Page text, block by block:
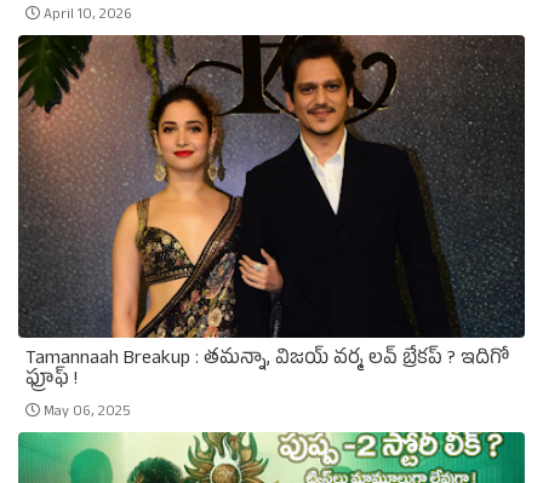
April 10, 2026
Tamannaah Breakup : తమన్నా, విజయ్‌ వర్మ లవ్‌ బ్రేకప్‌ ? ఇదిగో
ఫ్రూఫ్‌ !
May 06, 2025